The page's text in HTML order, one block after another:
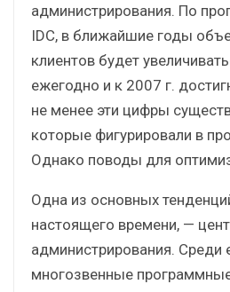
администрирования. По
IDC, в ближайшие годы
клиентов будет
ежегодно и к 2007 г.
не менее эти цифры
которые фигурировали в
Однако поводы для
Одна из основных
настоящего времени, —
администрирования. Среди
многозвенные